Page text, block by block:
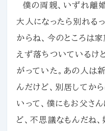
僕の両親、いずれ離
大人になったら別れる
からね、今のところは
えず落ちついているけ
がっていた。あの人は
んだけど、別居してか
いって、僕にもお父さ
ど、不思議なもんだね